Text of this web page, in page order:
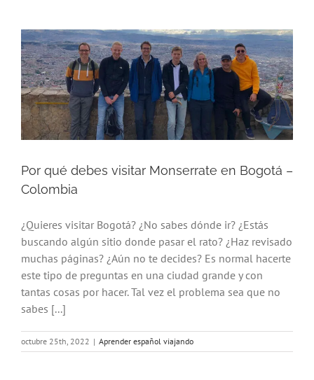
Por qué debes visitar Monserrate en Bogotá –
Colombia
¿Quieres visitar Bogotá? ¿No sabes dónde ir? ¿Estás
buscando algún sitio donde pasar el rato? ¿Haz revisado
muchas páginas? ¿Aún no te decides? Es normal hacerte
este tipo de preguntas en una ciudad grande y con
tantas cosas por hacer. Tal vez el problema sea que no
sabes [...]
octubre 25th, 2022 | Aprender español viajando